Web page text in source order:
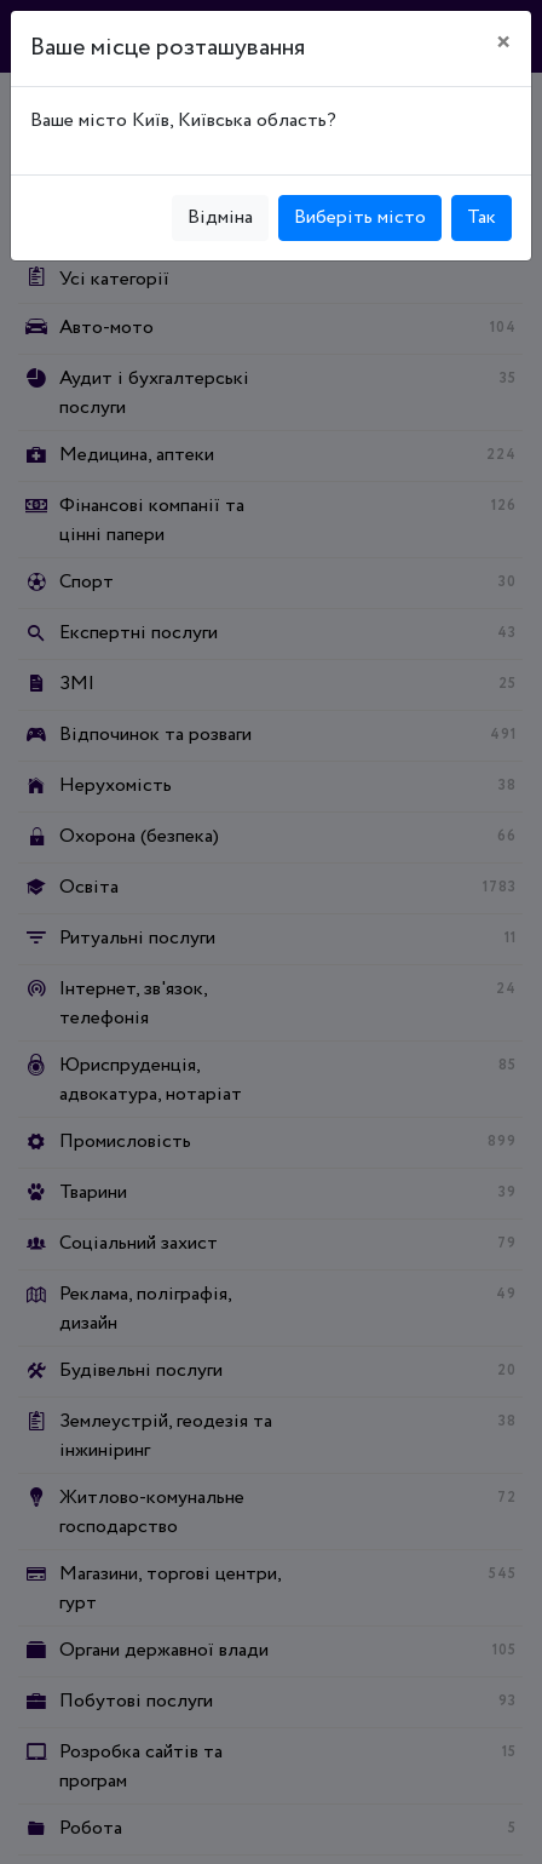
Каталог підприємств
Усі категорії
Авто-мото
104
Аудит і бухгалтерські
послуги
35
Медицина, аптеки 224
Фінансові компанії та
цінні папери
126
Спорт 30
Експертні послуги 43
ЗМІ 25
Відпочинок та розваги 491
Нерухомість 38
Охорона (безпека) 66
Освіта 1783
Ритуальні послуги 11
Інтернет, зв'язок,
телефонія
24
Юриспруденція,
адвокатура, нотаріат
85
Промисловість 899
Тварини 39
Соціальний захист 79
Реклама, поліграфія,
дизайн
49
Будівельні послуги 20
Землеустрій, геодезія та
інжиніринг
38
Житлово-комунальне
господарство
72
Магазини, торгові центри,
гурт
545
Органи державної влади 105
Побутові послуги 93
Розробка сайтів та
програм
15
Робота 5
Ваше місце розташування ×
Ваше місто Київ, Київська область?
Відміна Виберіть місто Так